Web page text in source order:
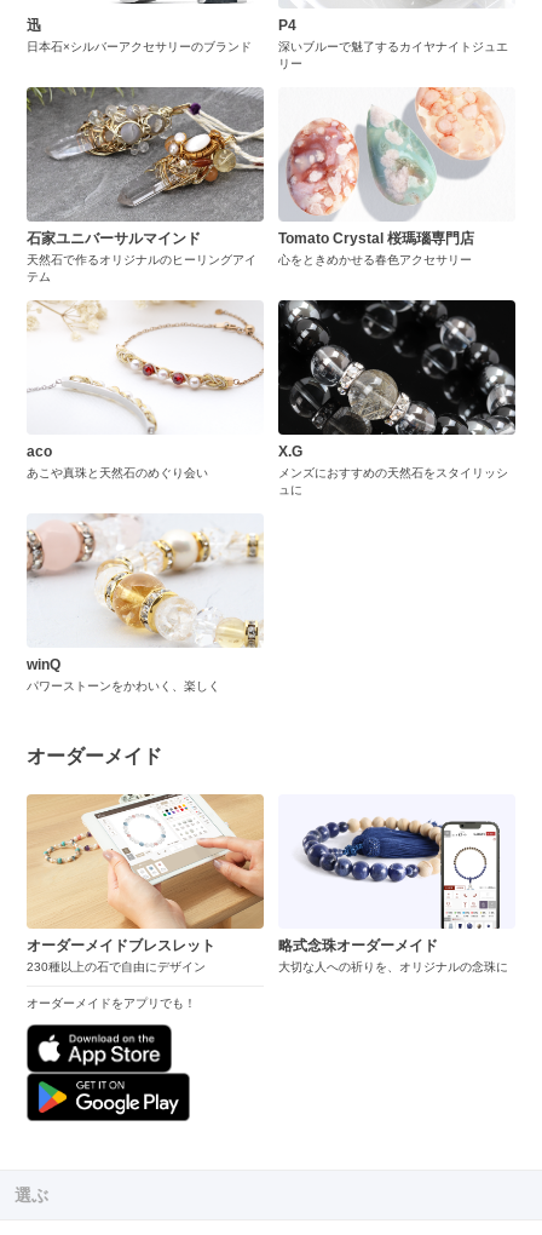
迅
日本石×シルバーアクセサリーのブランド
P4
深いブルーで魅了するカイヤナイトジュエ
リー
石家ユニバーサルマインド
天然石で作るオリジナルのヒーリングアイ
テム
Tomato Crystal 桜瑪瑙専門店
心をときめかせる春色アクセサリー
aco
あこや真珠と天然石のめぐり会い
X.G
メンズにおすすめの天然石をスタイリッシ
ュに
winQ
パワーストーンをかわいく、楽しく
オーダーメイド
オーダーメイドブレスレット
230種以上の石で自由にデザイン
オーダーメイドをアプリでも！
略式念珠オーダーメイド
大切な人への祈りを、オリジナルの念珠に
選ぶ